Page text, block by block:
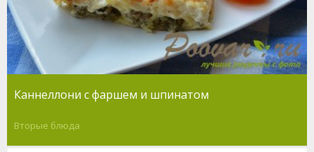
Каннеллони с фаршем и шпинатом
Вторые блюда